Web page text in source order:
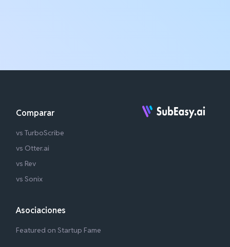
Comparar
vs TurboScribe
vs Otter.ai
vs Rev
vs Sonix
Asociaciones
Featured on Startup Fame